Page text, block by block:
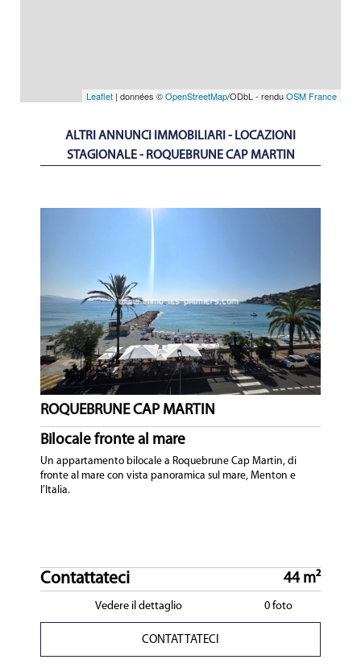
Leaflet | données ©OpenStreetMap/ODbL - renduOSM France
ALTRI ANNUNCI IMMOBILIARI - LOCAZIONI
STAGIONALE - ROQUEBRUNE CAP MARTIN
ROQUEBRUNE CAP MARTIN
Bilocale fronte al mare
Un appartamento bilocale a Roquebrune Cap Martin, di
fronte al mare con vista panoramica sul mare, Menton e
l’Italia.
Contattateci 44 m²
Vedere il dettaglio 0 foto
CONTATTATECI